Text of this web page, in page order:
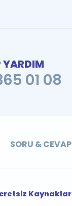
01 08
SORU & CEVAP
Kaynaklar